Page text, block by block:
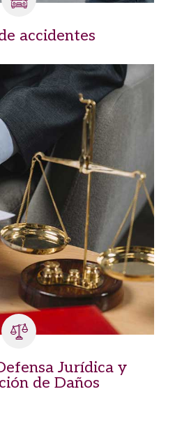
accidentes
Jurídica y
de Daños